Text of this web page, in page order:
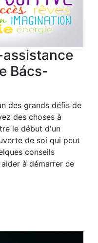
Bács-
des grands défis de
des choses à
le début d'un
de soi qui peut
conseils
à démarrer ce